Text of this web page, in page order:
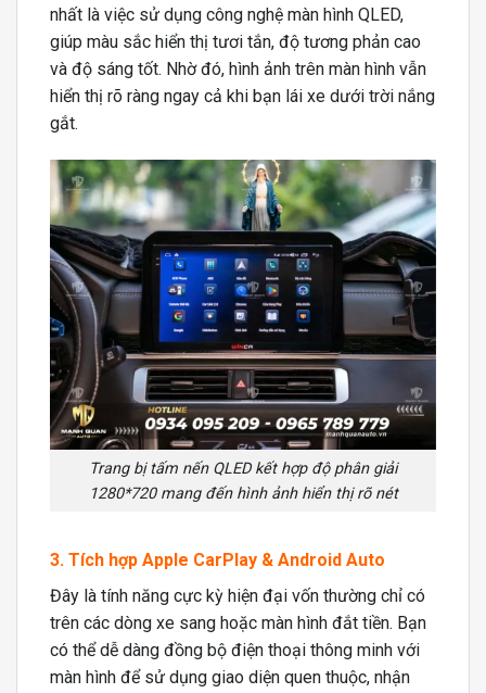
nhất là việc sử dụng công nghệ màn hình QLED,
giúp màu sắc hiển thị tươi tắn, độ tương phản cao
và độ sáng tốt. Nhờ đó, hình ảnh trên màn hình vẫn
hiển thị rõ ràng ngay cả khi bạn lái xe dưới trời nắng
gắt.
Trang bị tấm nến QLED kết hợp độ phân giải
1280*720 mang đến hình ảnh hiển thị rõ nét
3. Tích hợp Apple CarPlay & Android Auto
Đây là tính năng cực kỳ hiện đại vốn thường chỉ có
trên các dòng xe sang hoặc màn hình đắt tiền. Bạn
có thể dễ dàng đồng bộ điện thoại thông minh với
màn hình để sử dụng giao diện quen thuộc, nhận